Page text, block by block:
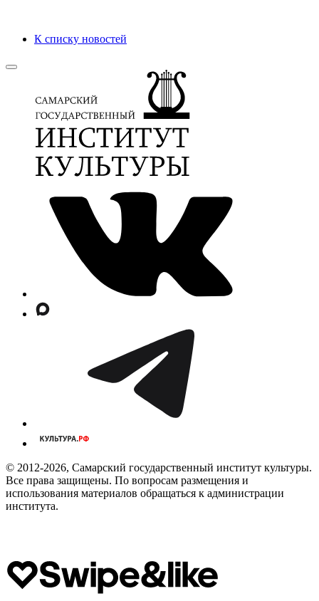
К списку новостей
© 2012-2026, Самарский государственный институт культуры.
Все права защищены. По вопросам размещения и
использования материалов обращаться к администрации
института.